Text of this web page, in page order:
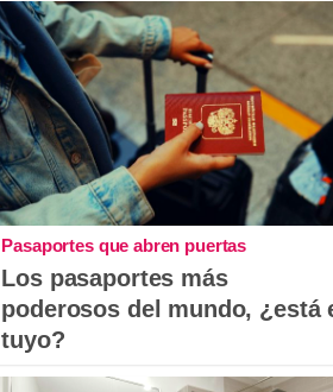
Pasaportes que abren puertas
Los pasaportes más
poderosos del mundo, ¿está
tuyo?